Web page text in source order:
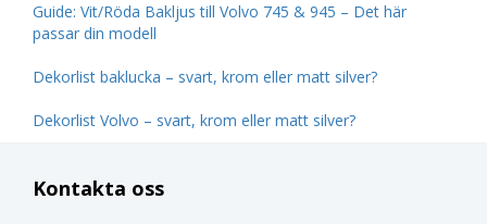
Guide: Vit/Röda Bakljus till Volvo 745 & 945 – Det här
passar din modell
Dekorlist baklucka – svart, krom eller matt silver?
Dekorlist Volvo – svart, krom eller matt silver?
Kontakta oss